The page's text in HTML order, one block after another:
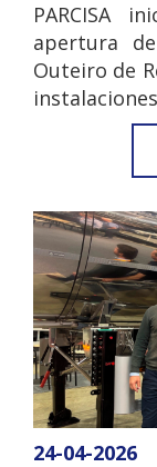
PARCISA
apertura
Outeiro de
24-04-2026